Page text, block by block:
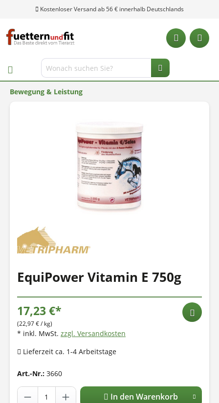
Kostenloser Versand ab 56 € innerhalb Deutschlands
Bewegung & Leistung
EquiPower Vitamin E 750g
17,23 €*
(22,97 € / kg)
* inkl. MwSt. zzgl. Versandkosten
Lieferzeit ca. 1-4 Arbeitstage
Art.-Nr.: 3660
In den Warenkorb